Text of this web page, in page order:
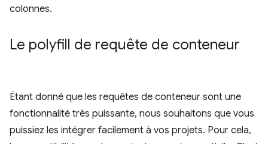
colonnes.
Le polyfill de requête de conteneur
Étant donné que les requêtes de conteneur sont une
fonctionnalité très puissante, nous souhaitons que vous
puissiez les intégrer facilement à vos projets. Pour cela,